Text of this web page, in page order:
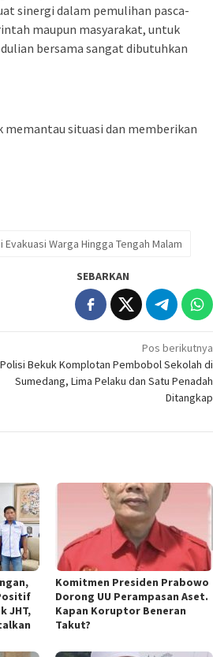
sinergi dalam pemulihan pasca-
maupun masyarakat, untuk
bersama sangat dibutuhkan
situasi dan memberikan
Evakuasi Warga Hingga Tengah Malam
SEBARKAN
Pos berikutnya
Polisi Bekuk Komplotan Pembobol Sekolah di
Sumedang, Lima Pelaku dan Satu Penadah
Ditangkap
JHT,
Komitmen Presiden Prabowo
Dorong UU Perampasan Aset.
Kapan Koruptor Beneran
Takut?